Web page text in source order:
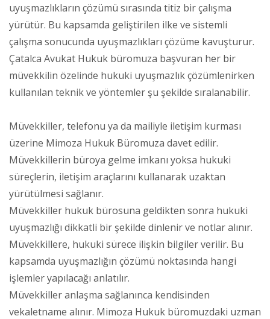
uyuşmazlıkların çözümü sırasında titiz bir çalışma
yürütür. Bu kapsamda geliştirilen ilke ve sistemli
çalışma sonucunda uyuşmazlıkları çözüme kavuşturur.
Çatalca Avukat Hukuk büromuza başvuran her bir
müvekkilin özelinde hukuki uyuşmazlık çözümlenirken
kullanılan teknik ve yöntemler şu şekilde sıralanabilir.
Müvekkiller, telefonu ya da mailiyle iletişim kurması
üzerine Mimoza Hukuk Büromuza davet edilir.
Müvekkillerin büroya gelme imkanı yoksa hukuki
süreçlerin, iletişim araçlarını kullanarak uzaktan
yürütülmesi sağlanır.
Müvekkiller hukuk bürosuna geldikten sonra hukuki
uyuşmazlığı dikkatli bir şekilde dinlenir ve notlar alınır.
Müvekkillere, hukuki sürece ilişkin bilgiler verilir. Bu
kapsamda uyuşmazlığın çözümü noktasında hangi
işlemler yapılacağı anlatılır.
Müvekkiller anlaşma sağlanınca kendisinden
vekaletname alınır. Mimoza Hukuk büromuzdaki uzman